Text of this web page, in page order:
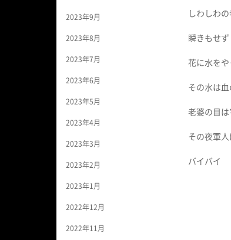
2023年9月
2023年8月
2023年7月
2023年6月
2023年5月
2023年4月
2023年3月
2023年2月
2023年1月
2022年12月
2022年11月
しわしわ
瞬きもせ
花に水をや
その水は血
老婆の目は
その夜軍
バイバイ